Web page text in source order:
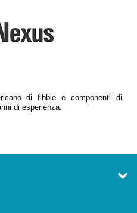
di fibbie e componenti di
di esperienza.